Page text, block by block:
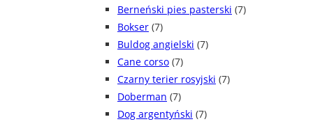
Berneński pies pasterski (7)
Bokser (7)
Buldog angielski (7)
Cane corso (7)
Czarny terier rosyjski (7)
Doberman (7)
Dog argentyński (7)